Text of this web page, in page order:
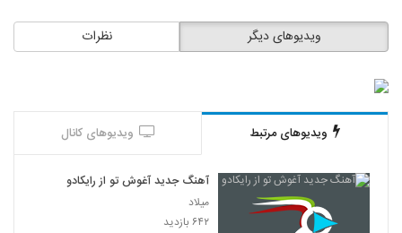
نظرات ویدیوهای دیگر
ویدیوهای مرتبط ویدیوهای کانال
آهنگ جدید آغوش تو از رایکادو
میلاد
۶۴۲ بازدید